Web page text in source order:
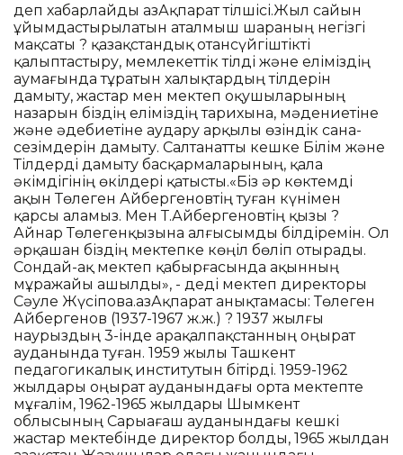
деп хабарлайды ҚазАқпарат тілшісі.Жыл сайын
ұйымдастырылатын аталмыш шараның негізгі
мақсаты ? қазақстандық отансүйгіштікті
қалыптастыру, мемлекеттік тілді және еліміздің
аумағында тұратын халықтардың тілдерін
дамыту, жастар мен мектеп оқушыларының
назарын біздің еліміздің тарихына, мәдениетіне
және әдебиетіне аудару арқылы өзіндік сана-
сезімдерін дамыту. Салтанатты кешке Білім және
Тілдерді дамыту басқармаларының, қала
әкімдігінің өкілдері қатысты.«Біз әр көктемді
ақын Төлеген Айбергеновтің туған күнімен
қарсы аламыз. Мен Т.Айбергеновтің қызы ?
Айнар Төлегенқызына алғысымды білдіремін. Ол
әрқашан біздің мектепке көңіл бөліп отырады.
Сондай-ақ мектеп қабырғасында ақынның
мұражайы ашылды», - деді мектеп директоры
Сәуле Жүсіпова.ҚазАқпарат анықтамасы: Төлеген
Айбергенов (1937-1967 ж.ж.) ? 1937 жылғы
наурыздың 3-інде Қарақалпақстанның Қоңырат
ауданында туған. 1959 жылы Ташкент
педагогикалық институтын бітірді. 1959-1962
жылдары Қоңырат ауданындағы орта мектепте
мұғалім, 1962-1965 жылдары Шымкент
облысының Сарыағаш ауданындағы кешкі
жастар мектебінде директор болды, 1965 жылдан